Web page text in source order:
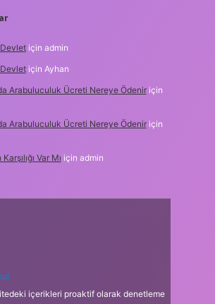
için admin
için Ayhan
Arabuluculuk Ücreti Nereye Ödeniriçin
Arabuluculuk Ücreti Nereye Ödeniriçin
Var Mı için admin
içerikleri proaktif olarak denetleme